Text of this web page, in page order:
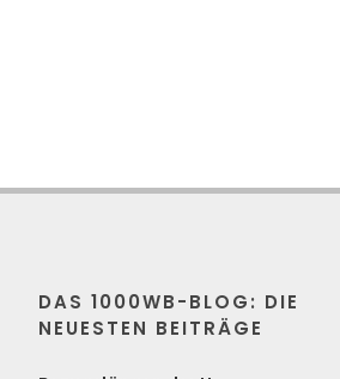
DAS 1000WB-BLOG: DIE
NEUESTEN BEITRÄGE